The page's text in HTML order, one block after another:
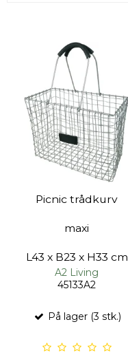
Picnic trådkurv
maxi
L43 x B23 x H33 cm
A2 Living
45133A2
På lager (3 stk.)